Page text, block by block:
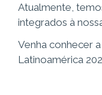
Atualmente,
integrados à
Venha conhecer
Latinoamérica